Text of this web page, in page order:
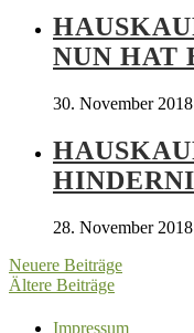
NUN HAT
30. November 2018
28. November 2018
Neuere Beiträge
Ältere Beiträge
Impressum